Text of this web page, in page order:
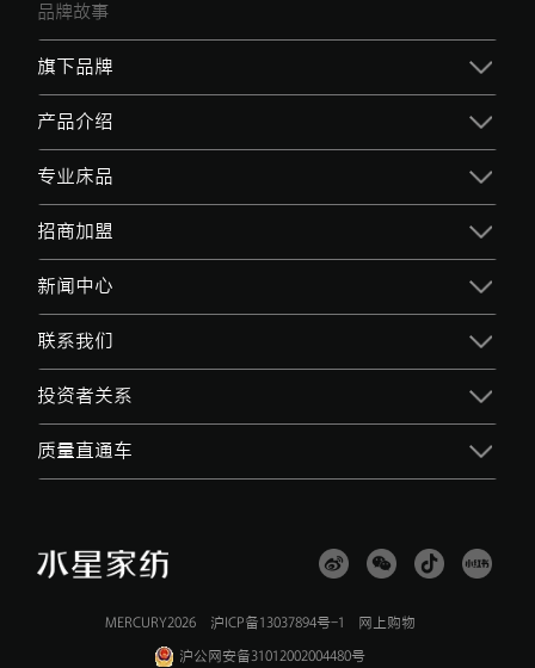
品牌故事
旗下品牌
产品介绍
专业床品
招商加盟
新闻中心
联系我们
投资者关系
质量直通车
MERCURY2026 沪ICP备13037894号-1
网上购物
沪公网安备31012002004480号